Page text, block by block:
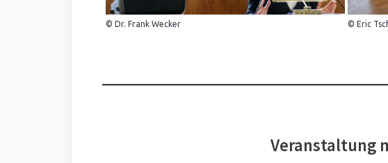
© Dr. Frank Wecker © Eric
Veranstaltung